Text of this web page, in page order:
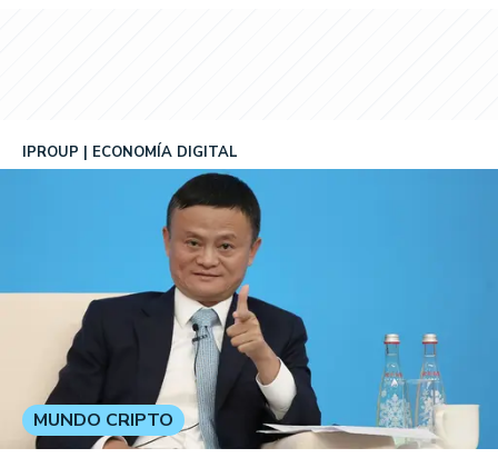
IPROUP ECONOMÍA DIGITAL
MUNDO CRIPTO